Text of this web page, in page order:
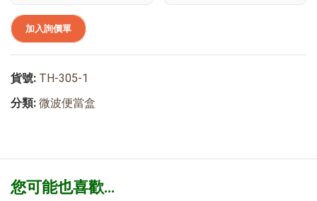
加入詢價單
貨號: TH-305-1
分類: 微波便當盒
您可能也喜歡…